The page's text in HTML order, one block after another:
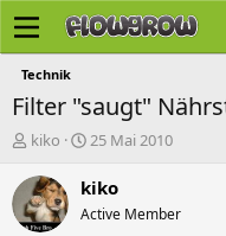
Technik
Filter "saugt"
E
s
t
e
kiko
E
s
e
25 Mai 2010
kiko
Active Member